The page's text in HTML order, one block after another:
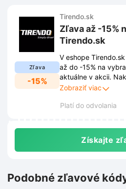
Zľava
-15%
Tirendo.sk
Zľava až -15%
Tirendo.sk
V eshope
až do -15% na
aktuálne v akcii.
výhodné ceny a
Zobraziť viac
Platí do odvolania
Získajte
Podobné zľavové